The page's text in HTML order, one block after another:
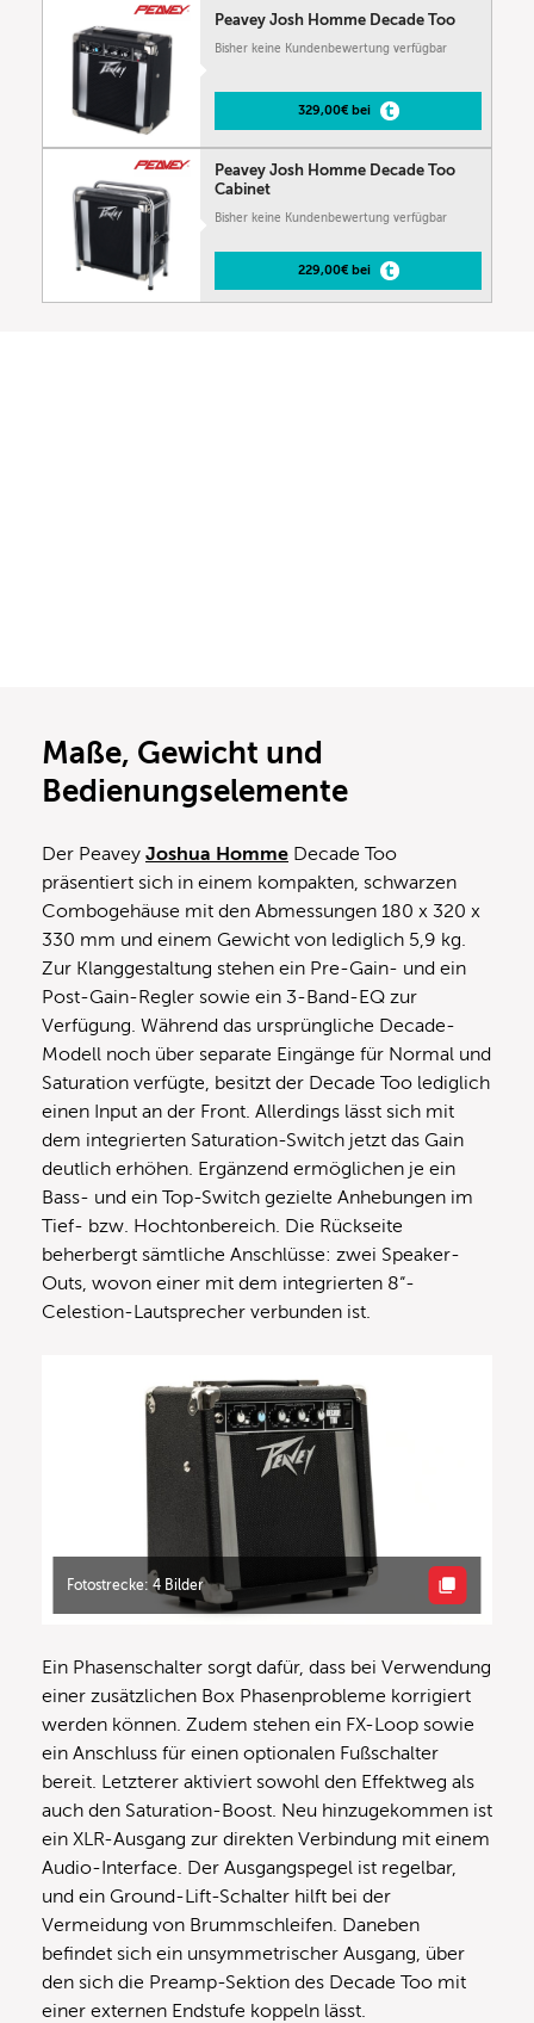
Peavey Josh Homme Decade Too
Bisher keine Kundenbewertung verfügbar
329,00€ bei
Peavey Josh Homme Decade Too
Cabinet
Bisher keine Kundenbewertung verfügbar
229,00€ bei
Maße, Gewicht und
Bedienungselemente
Der Peavey Joshua Homme Decade Too
präsentiert sich in einem kompakten, schwarzen
Combogehäuse mit den Abmessungen 180 x 320 x
330 mm und einem Gewicht von lediglich 5,9 kg.
Zur Klanggestaltung stehen ein Pre-Gain- und ein
Post-Gain-Regler sowie ein 3-Band-EQ zur
Verfügung. Während das ursprüngliche Decade-
Modell noch über separate Eingänge für Normal und
Saturation verfügte, besitzt der Decade Too lediglich
einen Input an der Front. Allerdings lässt sich mit
dem integrierten Saturation-Switch jetzt das Gain
deutlich erhöhen. Ergänzend ermöglichen je ein
Bass- und ein Top-Switch gezielte Anhebungen im
Tief- bzw. Hochtonbereich. Die Rückseite
beherbergt sämtliche Anschlüsse: zwei Speaker-
Outs, wovon einer mit dem integrierten 8“-
Celestion-Lautsprecher verbunden ist.
Fotostrecke: 4 Bilder
Ein Phasenschalter sorgt dafür, dass bei Verwendung
einer zusätzlichen Box Phasenprobleme korrigiert
werden können. Zudem stehen ein FX-Loop sowie
ein Anschluss für einen optionalen Fußschalter
bereit. Letzterer aktiviert sowohl den Effektweg als
auch den Saturation-Boost. Neu hinzugekommen ist
ein XLR-Ausgang zur direkten Verbindung mit einem
Audio-Interface. Der Ausgangspegel ist regelbar,
und ein Ground-Lift-Schalter hilft bei der
Vermeidung von Brummschleifen. Daneben
befindet sich ein unsymmetrischer Ausgang, über
den sich die Preamp-Sektion des Decade Too mit
einer externen Endstufe koppeln lässt.